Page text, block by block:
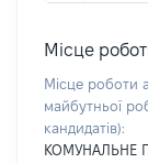
Місце
Місце роботи
майбутньої
кандидатів):
КОМУНАЛЬНЕ